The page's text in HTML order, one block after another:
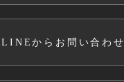
LINEからお問い合わせ